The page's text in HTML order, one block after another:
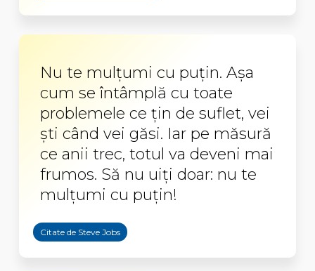
Nu te mulţumi cu puţin. Aşa
cum se întâmplă cu toate
problemele ce ţin de suflet, vei
şti când vei găsi. Iar pe măsură
ce anii trec, totul va deveni mai
frumos. Să nu uiţi doar: nu te
mulţumi cu puţin!
Citate de Steve Jobs